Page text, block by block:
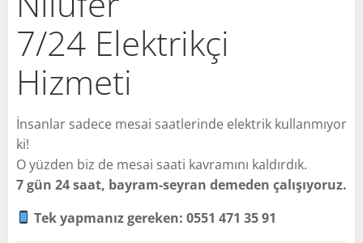
7/24 Elektrikçi
Hizmeti
İnsanlar sadece mesai saatlerinde elektrik kullanmıyor
ki!
O yüzden biz de mesai saati kavramını kaldırdık.
7 gün 24 saat, bayram-seyran demeden çalışıyoruz.
Tek yapmanız gereken: 0551 471 35 91